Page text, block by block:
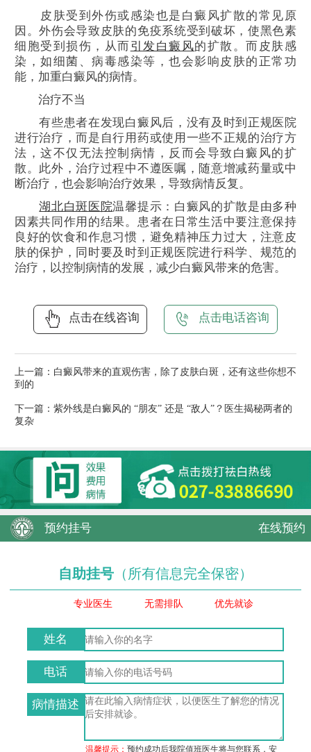
皮肤受到外伤或感染也是白癜风扩散的常见原
因。外伤会导致皮肤的免疫系统受到破坏，使黑色素
细胞受到损伤，从而引发白癜风的扩散。而皮肤感
染，如细菌、病毒感染等，也会影响皮肤的正常功
能，加重白癜风的病情。
治疗不当
有些患者在发现白癜风后，没有及时到正规医院
进行治疗，而是自行用药或使用一些不正规的治疗方
法，这不仅无法控制病情，反而会导致白癜风的扩
散。此外，治疗过程中不遵医嘱，随意增减药量或中
断治疗，也会影响治疗效果，导致病情反复。
湖北白斑医院温馨提示：白癜风的扩散是由多种
因素共同作用的结果。患者在日常生活中要注意保持
良好的饮食和作息习惯，避免精神压力过大，注意皮
肤的保护，同时要及时到正规医院进行科学、规范的
治疗，以控制病情的发展，减少白癜风带来的危害。
点击在线咨询 点击电话咨询
上一篇： 白癜风带来的直观伤害，除了皮肤白斑，还有这些你想不
到的
下一篇： 紫外线是白癜风的 “朋友” 还是 “敌人”？医生揭秘两者的
复杂
预约挂号 在线预约
自助挂号 （所有信息完全保密）
专业医生 无需排队 优先就诊
姓名
电话
病情描述
温馨提示：预约成功后我院值班医生将与您联系，安